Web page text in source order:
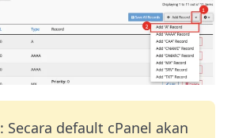
: Secara default cPanel akan